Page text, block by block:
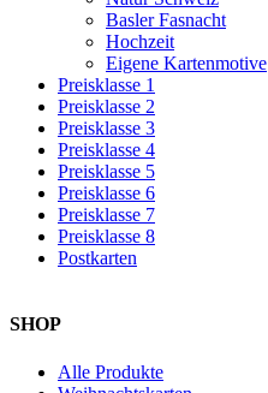
Basler Fasnacht
Hochzeit
Eigene Kartenmotive
Preisklasse 1
Preisklasse 2
Preisklasse 3
Preisklasse 4
Preisklasse 5
Preisklasse 6
Preisklasse 7
Preisklasse 8
Postkarten
SHOP
Alle Produkte